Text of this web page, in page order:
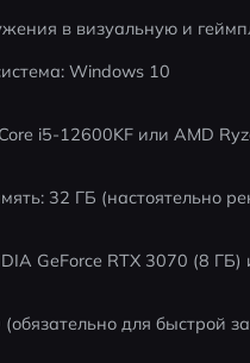
в визуальную и
Windows 10
i5-12600KF или AMD
32 ГБ (настоятельно
GeForce RTX 3070 (8
для быстрой